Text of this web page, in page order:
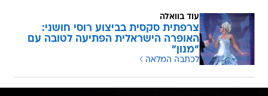
עוד בוואלה
צרפתית סקסית בביצוע רוסי חושני:
האופרה הישראלית הפתיעה לטובה עם
"מנון"
לכתבה המלאה